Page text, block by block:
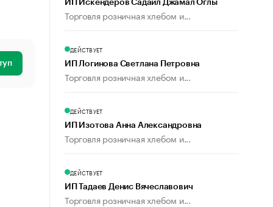
ИП Искендеров Садаил Джамал Оглы
Торговля розничная хлебом и...
ДЕЙСТВУЕТ
ИП Логинова Светлана Петровна
Торговля розничная хлебом и...
ДЕЙСТВУЕТ
ИП Изотова Анна Александровна
Торговля розничная хлебом и...
ДЕЙСТВУЕТ
ИП Тадаев Денис Вячеславович
Торговля розничная хлебом и...